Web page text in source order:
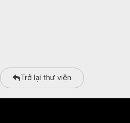
Trở lại thư viện